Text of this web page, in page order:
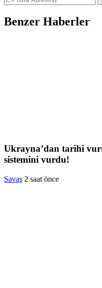
Benzer Haberler
Ukrayna’dan tarihi
sistemini vurdu!
Savaş 2 saat önce